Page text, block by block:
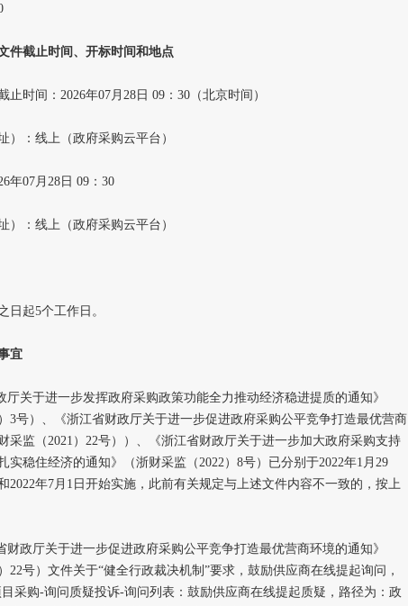
截止时间、开标时间和地点
时间：2026年07月28日 09：30（北京时间）
：线上（政府采购云平台）
07月28日 09：30
：线上（政府采购云平台）
起5个工作日。
宜
于进一步发挥政府采购政策功能全力推动经济稳进提质的通知》
）3号）、《浙江省财政厅关于进一步促进政府采购公平竞争打造最优营商
采监（2021）22号））、《浙江省财政厅关于进一步加大政府采购支持
实稳住经济的通知》（浙财采监（2022）8号）已分别于2022年1月29
2022年7月1日开始实施，此前有关规定与上述文件内容不一致的，按上
厅关于进一步促进政府采购公平竞争打造最优营商环境的通知》
22号）文件关于“健全行政裁决机制”要求，鼓励供应商在线提起询问，
采购-询问质疑投诉-询问列表：鼓励供应商在线提起质疑，路径为：政